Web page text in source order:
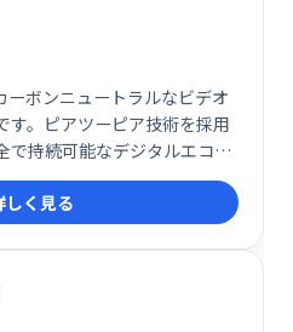
ボンニュートラルなビデオ
す。ピアツーピア技術を採用
で持続可能なデジタルエコシ
従来のビデオ会議システムと
最小限に抑えながら、高品
を提供します。一度の会話で
的なソリューションです。
しく見る